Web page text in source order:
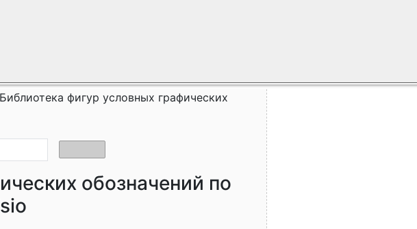
Библиотека фигур условных графических
обозначений по